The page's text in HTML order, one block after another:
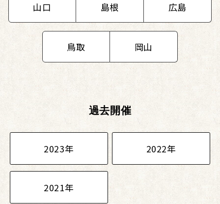
山口 島根 広島
鳥取 岡山
過去開催
2023年 2022年
2021年